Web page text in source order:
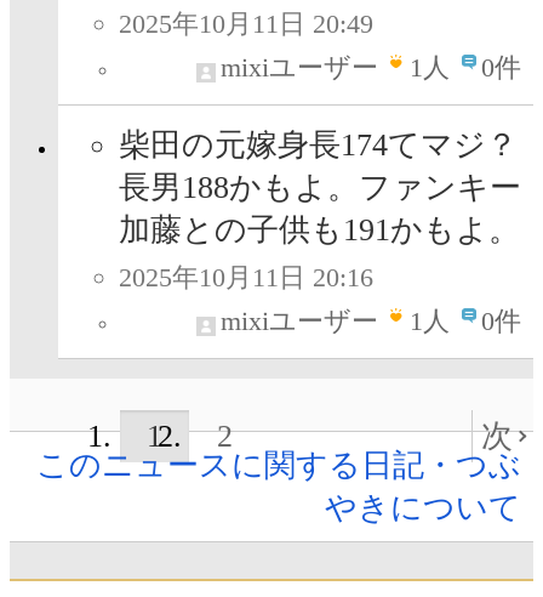
2025年10月11日 20:49
mixiユーザー
1人 0件
柴田の元嫁身長174てマジ？
長男188かもよ。ファンキー
加藤との子供も191かもよ。
2025年10月11日 20:16
mixiユーザー
1人 0件
1 2
次
このニュースに関する日記・つぶ
やきについて